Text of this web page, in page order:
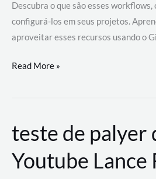
Descubra o que são esses workflows,
configurá-los em seus projetos.
aproveitar esses recursos usando o
GitHub
revoluciona
de
trabalho
com
Read More »
teste de palyer
Youtube Lance